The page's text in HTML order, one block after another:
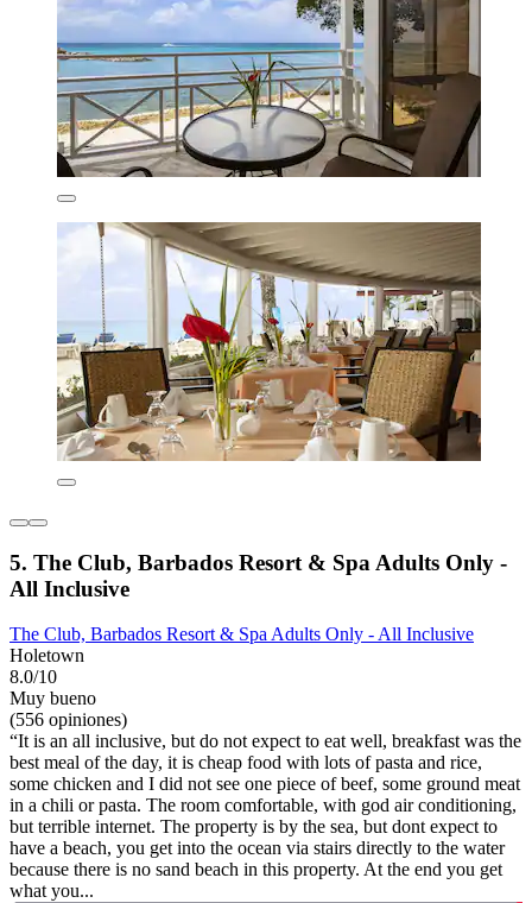
5. The Club, Barbados Resort & Spa Adults Only -
All Inclusive
The Club, Barbados Resort & Spa Adults Only - All Inclusive
Holetown
8.0/10
Muy bueno
(556 opiniones)
“It is an all inclusive, but do not expect to eat well, breakfast was the
best meal of the day, it is cheap food with lots of pasta and rice,
some chicken and I did not see one piece of beef, some ground meat
in a chili or pasta. The room comfortable, with god air conditioning,
but terrible internet. The property is by the sea, but dont expect to
have a beach, you get into the ocean via stairs directly to the water
because there is no sand beach in this property. At the end you get
what you...